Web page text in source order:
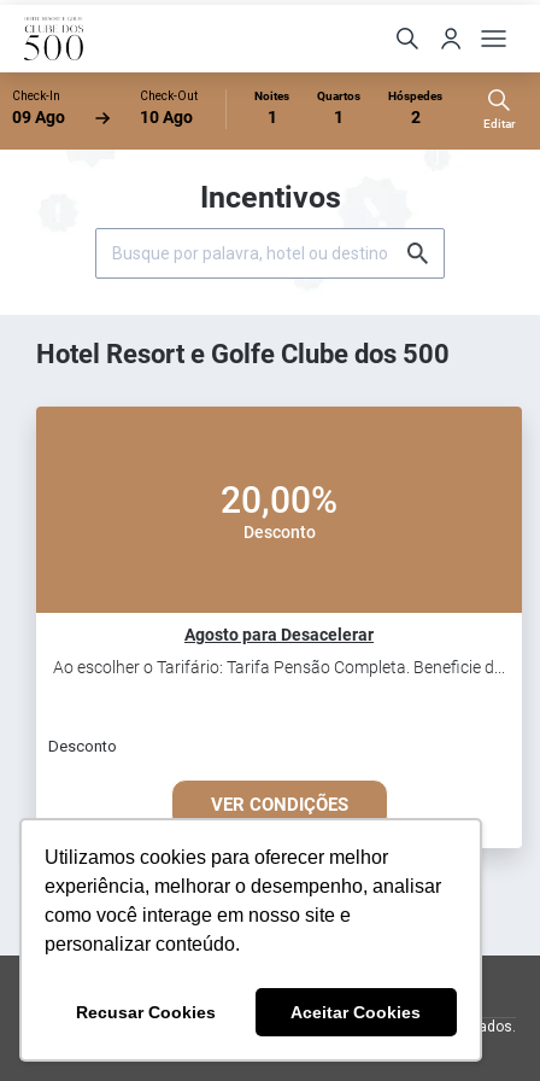
Utilizamos cookies para oferecer melhor
experiência, melhorar o desempenho, analisar
como você interage em nosso site e
personalizar conteúdo.
Recusar Cookies Aceitar Cookies
Check-In
09 Ago
Check-Out
10 Ago
Noites
1
Quartos
1
Hóspedes
2 Editar
Incentivos
Hotel Resort e Golfe Clube dos 500
20,00%
Desconto
Agosto para Desacelerar
Ao escolher o Tarifário: Tarifa Pensão Completa. Beneficie d...
Desconto
VER CONDIÇÕES
reservas@h500.com.br +551231283555
Todos os direitos reservados.